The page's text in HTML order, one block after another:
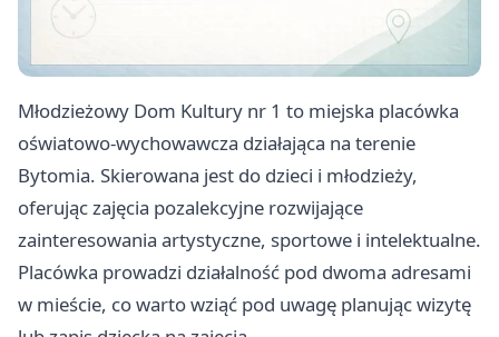
Młodzieżowy Dom Kultury nr 1 to miejska placówka
oświatowo-wychowawcza działająca na terenie
Bytomia. Skierowana jest do dzieci i młodzieży,
oferując zajęcia pozalekcyjne rozwijające
zainteresowania artystyczne, sportowe i intelektualne.
Placówka prowadzi działalność pod dwoma adresami
w mieście, co warto wziąć pod uwagę planując wizytę